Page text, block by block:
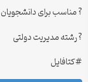
? مناسب برای دانشجویان
? رشته مدیریت دولتی
#کتافایل